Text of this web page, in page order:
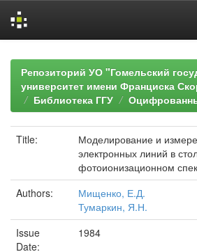
navigationРепозиторий УО "Гомельский
университет имени Франциска
Библиотека ГГУ
Title:
Моделирование и
электронных линий в
фотоионизационном
Authors:
Мищенко, Е.Д.
Тумаркин, Я.Н.
Issue
Date:
1984